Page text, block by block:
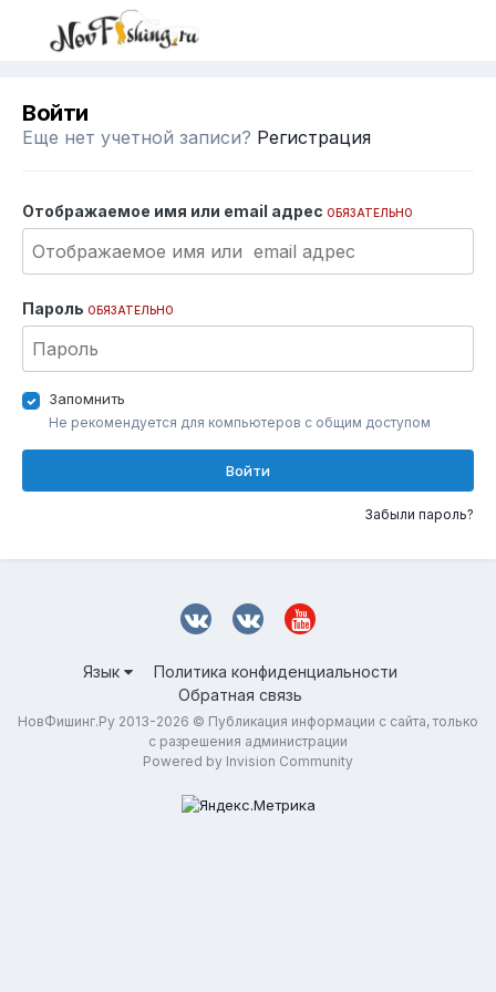
Войти
Еще нет учетной записи? Регистрация
Отображаемое имя или email адрес ОБЯЗАТЕЛЬНО
Пароль ОБЯЗАТЕЛЬНО
Запомнить
Не рекомендуется для компьютеров с общим доступом
Войти
Забыли пароль?
Язык
Политика конфиденциальности
Обратная связь
НовФишинг.Ру 2013-2026 © Публикация информации с сайта, только
с разрешения администрации
Powered by Invision Community